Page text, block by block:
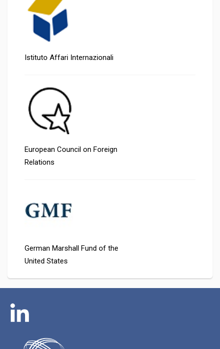
Istituto Affari Internazionali
European Council on Foreign
Relations
German Marshall Fund of the
United States